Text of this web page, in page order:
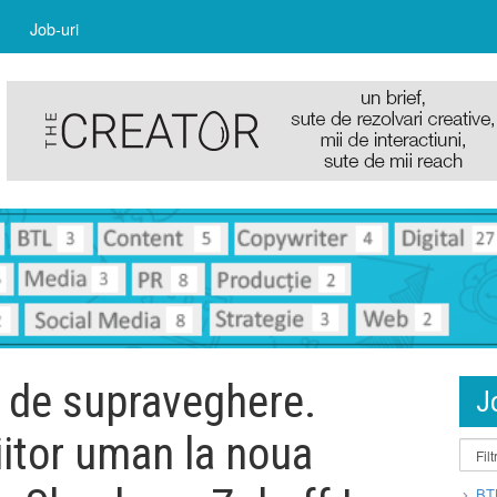
Job-uri
supraveghere.
uman la noua